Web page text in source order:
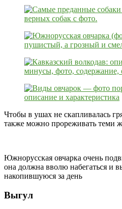
Чтобы в ушах не скапливалась
также можно прореживать теми
Южнорусская овчарка очень
она должна вволю набегаться и
накопившуюся за день
Выгул